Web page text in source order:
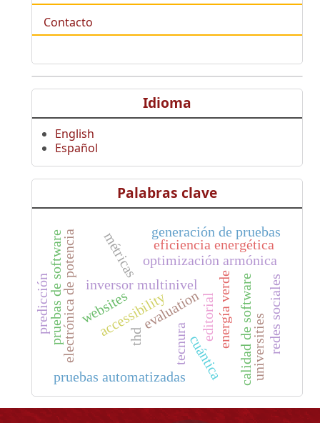
Contacto
Idioma
English
Español
Palabras clave
editorial
tecnura
inversor multinivel
optimización armónica
thd
electrónica de potencia energía verde
eficiencia energética
pruebas de software
pruebas automatizadas
generación de pruebas
calidad de software
accessibilityevaluation
websites
universities
cuántica
métricas
redes sociales
predicción